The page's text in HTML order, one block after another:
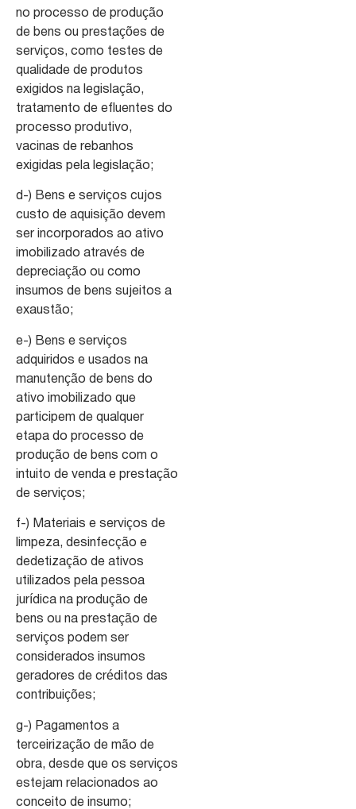
no processo de produção
de bens ou prestações de
serviços, como testes de
qualidade de produtos
exigidos na legislação,
tratamento de efluentes do
processo produtivo,
vacinas de rebanhos
exigidas pela legislação;
d-) Bens e serviços cujos
custo de aquisição devem
ser incorporados ao ativo
imobilizado através de
depreciação ou como
insumos de bens sujeitos a
exaustão;
e-) Bens e serviços
adquiridos e usados na
manutenção de bens do
ativo imobilizado que
participem de qualquer
etapa do processo de
produção de bens com o
intuito de venda e prestação
de serviços;
f-) Materiais e serviços de
limpeza, desinfecção e
dedetização de ativos
utilizados pela pessoa
jurídica na produção de
bens ou na prestação de
serviços podem ser
considerados insumos
geradores de créditos das
contribuições;
g-) Pagamentos a
terceirização de mão de
obra, desde que os serviços
estejam relacionados ao
conceito de insumo;